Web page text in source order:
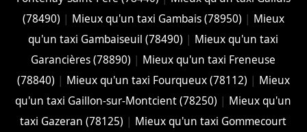
(78490) | Mieux qu'un taxi Gambais (78950) | Mieux
qu'un taxi Gambaiseuil (78490) | Mieux qu'un taxi
Garancières (78890) | Mieux qu'un taxi Freneuse
(78840) | Mieux qu'un taxi Fourqueux (78112) | Mieux
qu'un taxi Gaillon-sur-Montcient (78250) | Mieux qu'un
taxi Gazeran (78125) | Mieux qu'un taxi Gommecourt